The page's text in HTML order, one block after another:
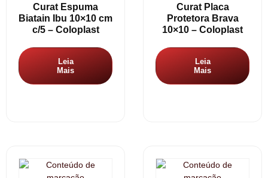
Curat Espuma
Biatain Ibu 10×10 cm
c/5 – Coloplast
Leia
Mais
Curat Placa
Protetora Brava
10×10 – Coloplast
Leia
Mais